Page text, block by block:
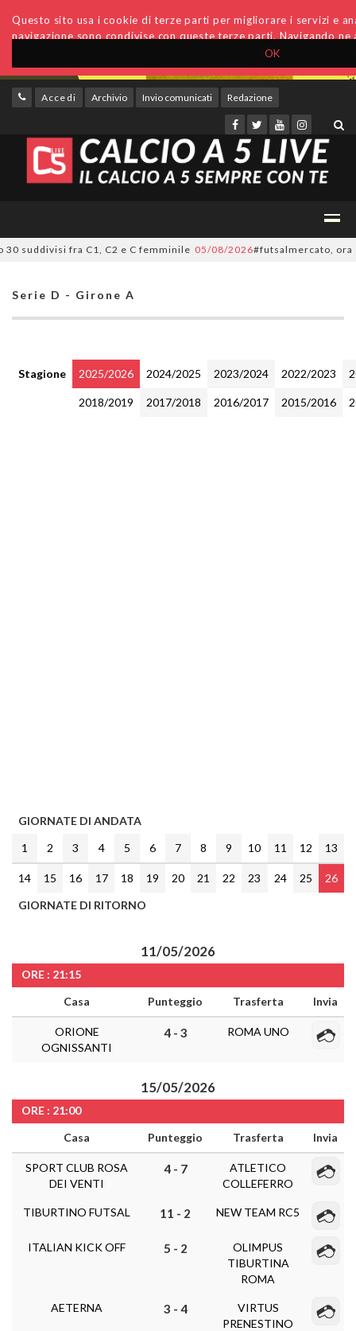
OK
Questo sito usa i cookie di terze parti per migliorare i servizi e
navigazione sono condivise con queste terze parti. Navigando
Accedi Archivio Invio comunicati Redazione
fra C1, C2 e C femminile 05/08/2026#futsalmercato, ora è
Serie D - Girone A
Stagione 2025/2026 2024/2025 2023/2024 2022/2023
2018/2019 2017/2018 2016/2017 2015/2016
GIORNATE DI ANDATA
1
2 3 4 5 6 7 8 9 10 11 12 13
14 15 16 17 18 19 20 21 22 23 24 25
26
GIORNATE DI RITORNO
11/05/2026
ORE : 21:15
Casa
Punteggio Trasferta Invia
ORIONE
OGNISSANTI
4 - 3 ROMA UNO
15/05/2026
ORE : 21:00
Casa
Punteggio Trasferta Invia
SPORT CLUB ROSA
DEI VENTI
4 - 7
ATLETICO
COLLEFERRO
TIBURTINO FUTSAL 11 - 2 NEW TEAM RC5
ITALIAN KICK OFF 5 - 2
OLIMPUS
TIBURTINA
ROMA
AETERNA 3 - 4
VIRTUS
PRENESTINO